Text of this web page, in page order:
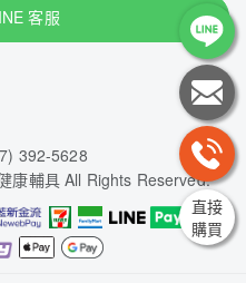
客服
392-5628
康輔具 All Rights Reserved.
直接
購買